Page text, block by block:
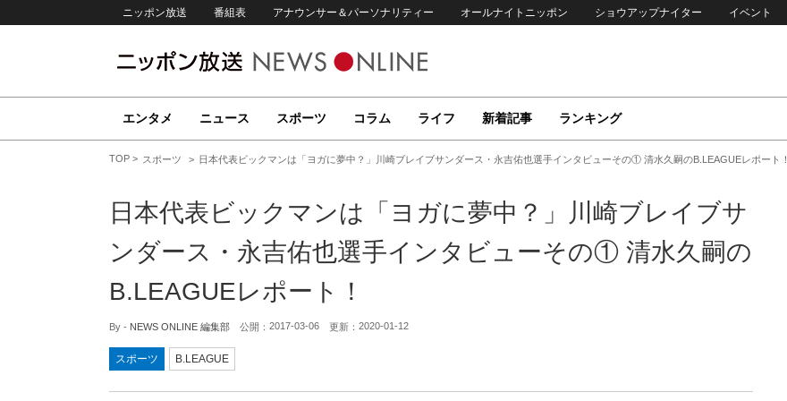
ニッポン放送 番組表 アナウンサー＆パーソナリティー オールナイトニッポン ショウアップナイター イベント
エンタメ ニュース スポーツ コラム ライフ 新着記事 ランキング
TOP スポーツ 日本代表ビックマンは「ヨガに夢中？」川崎ブレイブサンダース・永吉佑也選手インタビューその① 清水久嗣のB.LEAGUEレポート！
日本代表ビックマンは「ヨガに夢中？」川崎ブレイブサ
ンダース・永吉佑也選手インタビューその① 清水久嗣の
B.LEAGUEレポート！
By - NEWS ONLINE 編集部 公開： 2017-03-06 更新： 2020-01-12
スポーツ B.LEAGUE